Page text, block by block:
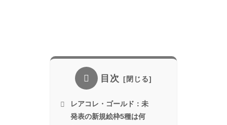
目次
レアコレ・ゴールド：未
発表の新規絵枠5種は何